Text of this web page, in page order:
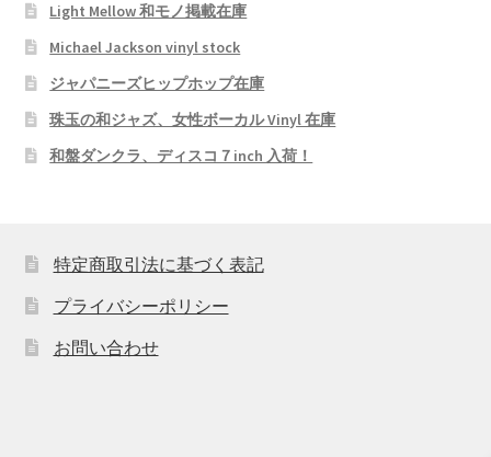
Light Mellow 和モノ掲載在庫
Michael Jackson vinyl stock
ジャパニーズヒップホップ在庫
珠玉の和ジャズ、女性ボーカル Vinyl 在庫
和盤ダンクラ、ディスコ７inch 入荷！
特定商取引法に基づく表記
プライバシーポリシー
お問い合わせ